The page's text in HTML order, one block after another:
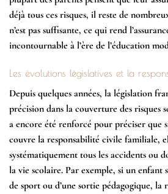
déjà tous ces risques, il reste de
n’est pas suffisante, ce qui rend
incontournable à l’ère de l’éducation
Les évolutions législatives et la
Depuis quelques années, la législation
précision dans la couverture des risques
a encore été renforcé pour préciser que
couvre la responsabilité civile familiale,
systématiquement tous les accidents ou
la vie scolaire. Par exemple, si un enfant
de sport ou d’une sortie pédagogique, la